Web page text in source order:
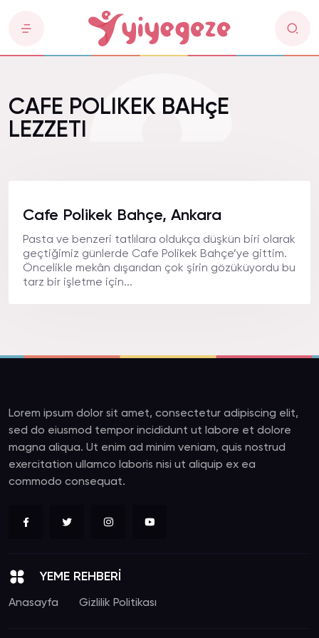
CAFE POLIKEK BAHçE
LEZZETI
Cafe Polikek Bahçe, Ankara
Pasta ve benzeri tatlılara oldukça düşkün biri olarak
geçtiğimiz günlerde Cafe Polikek Bahçe’ye gittim.
Öncelikle mekân dışarıdan çok şirin gözüküyordu bu
tarz bir işletme için...
Lorem ipsum dolor sit amet, consectetur adipiscing elit,
sed do eiusmod tempor incididunt ut labore et dolore
magna aliqua. Ut enim ad minim veniam, quis nostrud
exercitation ullamco laboris nisi ut aliquip ex ea
commodo consequat.
YEME REHBERİ
Anasayfa Gizlilik Politikası